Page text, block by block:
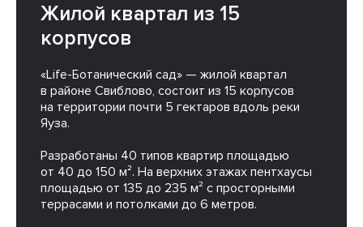
Жилой квартал из 15
корпусов
«Life-Ботанический сад» — жилой квартал
в районе Свиблово, состоит из 15 корпусов
на территории почти 5 гектаров вдоль реки
Яуза.
Разработаны 40 типов квартир площадью
от 40 до 150 м². На верхних этажах пентхаусы
площадью от 135 до 235 м² с просторными
террасами и потолками до 6 метров.